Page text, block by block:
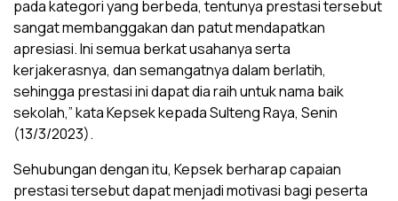
pada kategori yang berbeda, tentunya prestasi tersebut
sangat membanggakan dan patut mendapatkan
apresiasi. Ini semua berkat usahanya serta
kerjakerasnya, dan semangatnya dalam berlatih,
sehingga prestasi ini dapat dia raih untuk nama baik
sekolah,” kata Kepsek kepada Sulteng Raya, Senin
(13/3/2023).
Sehubungan dengan itu, Kepsek berharap capaian
prestasi tersebut dapat menjadi motivasi bagi peserta